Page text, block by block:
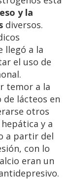
y la
diversos.
llegó a la
el uso de
temor a la
lácteos en
otros
y a
a partir del
con lo
eran un